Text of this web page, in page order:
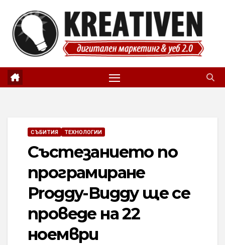
content
СЪБИТИЯ ТЕХНОЛОГИИ
Състезанието по
програмиране
Proggy-Buggy ще се
проведе на 22
ноември